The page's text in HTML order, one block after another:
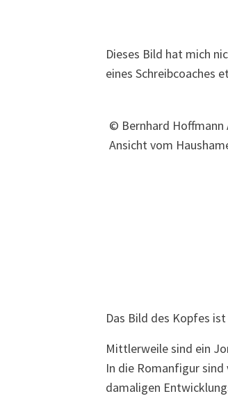
Dieses Bild hat mich
eines Schreibcoaches
© Bernhard Hoffmann
Ansicht vom
Das Bild des Kopfes
Mittlerweile sind ein
In die Romanfigur sind
damaligen